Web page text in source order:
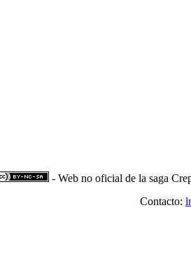
- Web no oficial de la saga
Contacto: